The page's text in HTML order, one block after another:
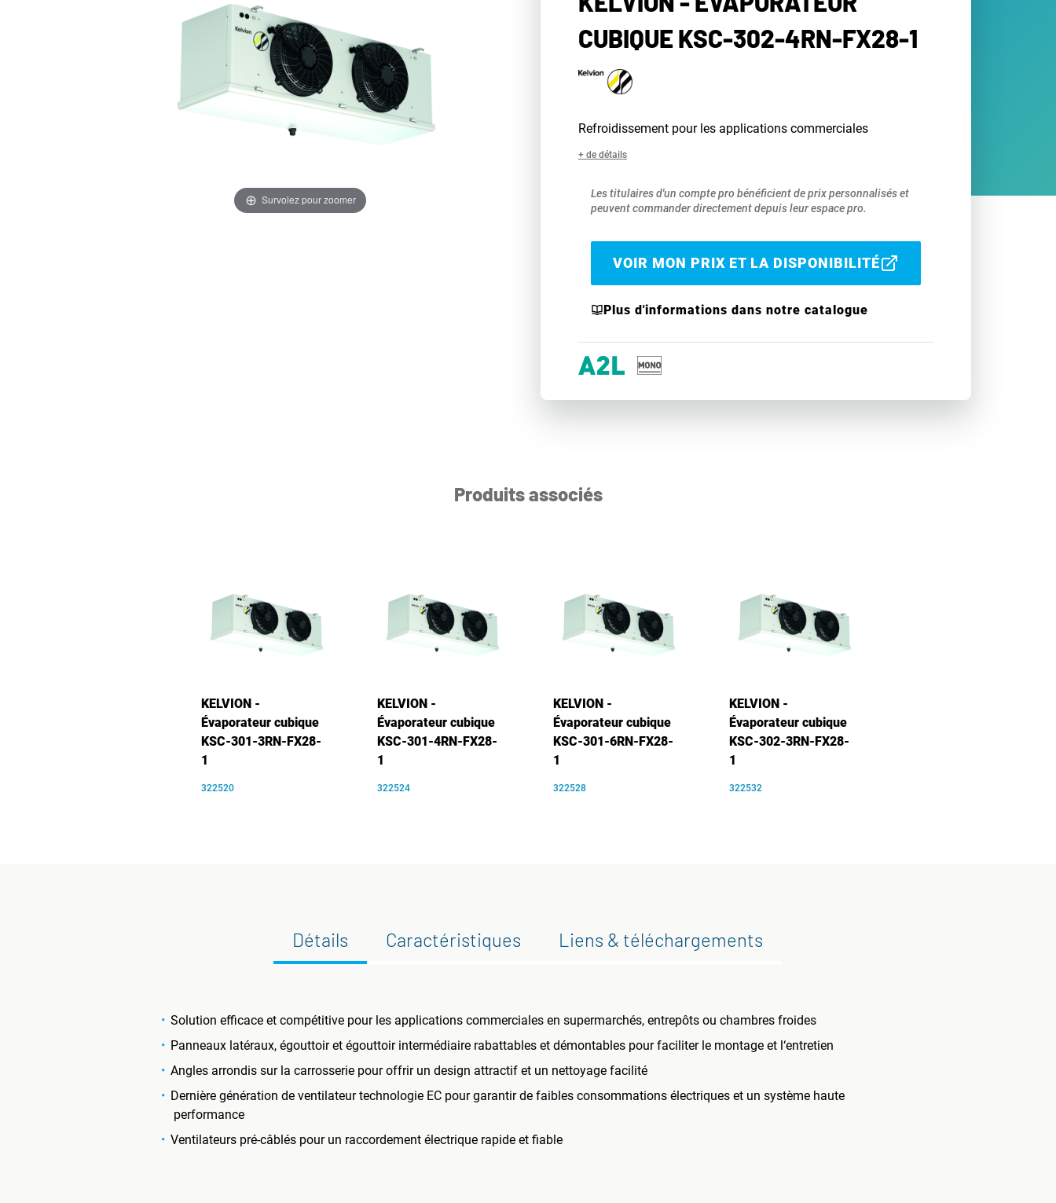
Survolez pour zoomer
CUBIQUE KSC-302-4RN-FX28-1
Refroidissement pour les applications commerciales
+ de détails
Les titulaires d'un compte pro bénéficient de prix personnalisés et
peuvent commander directement depuis leur espace pro.
VOIR MON PRIX ET LA DISPONIBILITÉ
Plus d'informations dans notre catalogue
Produits associés
KELVION -
Évaporateur cubique
KSC-301-3RN-FX28-
1
322520
KELVION -
Évaporateur cubique
KSC-301-4RN-FX28-
1
322524
KELVION -
Évaporateur cubique
KSC-301-6RN-FX28-
1
322528
KELVION -
Évaporateur cubique
KSC-302-3RN-FX28-
1
322532
Détails Caractéristiques Liens & téléchargements
Solution efficace et compétitive pour les applications commerciales en supermarchés, entrepôts ou chambres froides
Panneaux latéraux, égouttoir et égouttoir intermédiaire rabattables et démontables pour faciliter le montage et l‘entretien
Angles arrondis sur la carrosserie pour offrir un design attractif et un nettoyage facilité
Dernière génération de ventilateur technologie EC pour garantir de faibles consommations électriques et un système haute
performance
Ventilateurs pré-câblés pour un raccordement électrique rapide et fiable